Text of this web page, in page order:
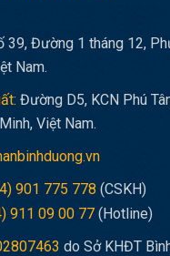
39, Đường 1 tháng 12,
Nam.
Đường D5, KCN Phú
Việt Nam.
901 775 778 (CSKH)
911 09 00 77 (Hotline)
do Sở KHĐT